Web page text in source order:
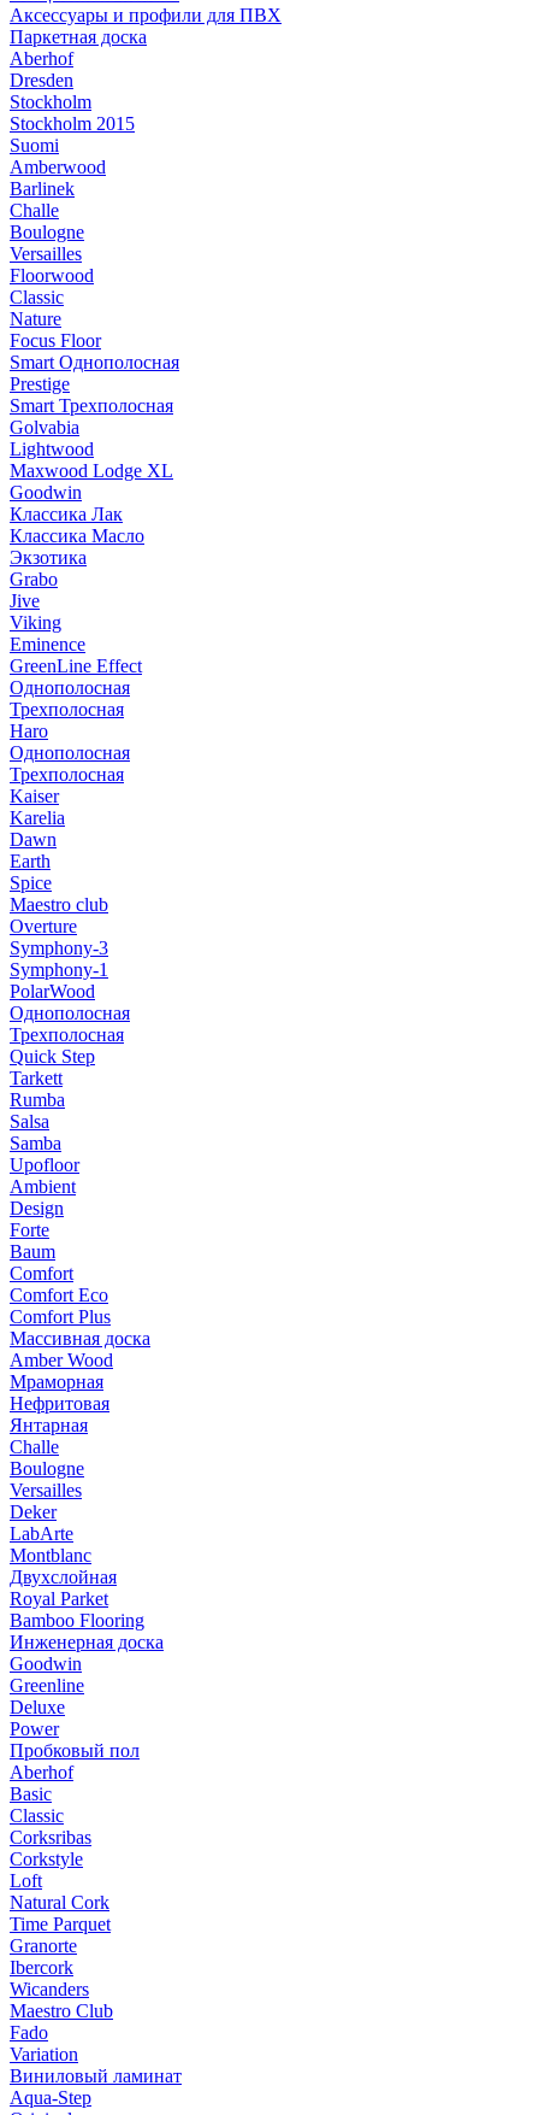
Аксессуары и профили для ПВХ
Паркетная доска
Aberhof
Dresden
Stockholm
Stockholm 2015
Suomi
Amberwood
Barlinek
Challe
Boulogne
Versailles
Floorwood
Classic
Nature
Focus Floor
Smart Однополосная
Prestige
Smart Трехполосная
Golvabia
Lightwood
Maxwood Lodge XL
Goodwin
Классика Лак
Классика Масло
Экзотика
Grabo
Jive
Viking
Eminence
GreenLine Effect
Однополосная
Трехполосная
Haro
Однополосная
Трехполосная
Kaiser
Karelia
Dawn
Earth
Spice
Maestro club
Overture
Symphony-3
Symphony-1
PolarWood
Однополосная
Трехполосная
Quick Step
Tarkett
Rumba
Salsa
Samba
Upofloor
Ambient
Design
Forte
Baum
Comfort
Comfort Eco
Comfort Plus
Массивная доска
Amber Wood
Мраморная
Нефритовая
Янтарная
Challe
Boulogne
Versailles
Deker
LabArte
Montblanc
Двухслойная
Royal Parket
Bamboo Flooring
Инженерная доска
Goodwin
Greenline
Deluxe
Power
Пробковый пол
Aberhof
Basic
Classic
Corksribas
Corkstyle
Loft
Natural Cork
Time Parquet
Granorte
Ibercork
Wicanders
Мaestro Club
Fado
Variation
Виниловый ламинат
Aqua-Step